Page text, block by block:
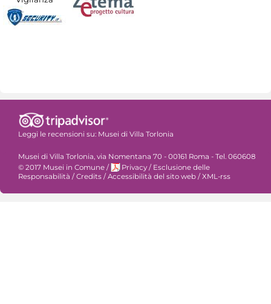
Leggi le recensioni su: Musei di Villa Torlonia
Musei di Villa Torlonia, via Nomentana 70 - 00161 Roma - Tel. 060608
© 2017 Musei in Comune / Privacy / Esclusione delle
Responsabilità /Credits /Accessibilità del sito web /XML-rss